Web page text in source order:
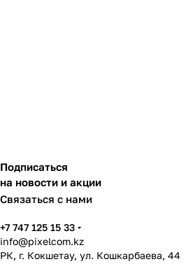
Подписаться
на новости и акции
Связаться с нами
+7 747 125 15 33
info@pixelcom.kz
РК, г. Кокшетау, ул. Кошкарбаева, 44